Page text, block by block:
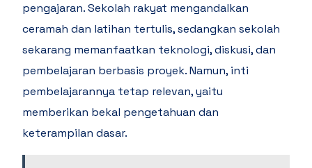
pengajaran. Sekolah rakyat mengandalkan
ceramah dan latihan tertulis, sedangkan sekolah
sekarang memanfaatkan teknologi, diskusi, dan
pembelajaran berbasis proyek. Namun, inti
pembelajarannya tetap relevan, yaitu
memberikan bekal pengetahuan dan
keterampilan dasar.